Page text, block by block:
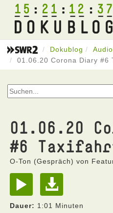
15 21 12 37
Dokublog
Audio
01.06.20 Corona Diary #6
01.06.20
#6
O-Ton (Gespräch) von
Dauer: 1:01 Minuten